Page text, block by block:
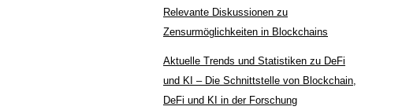
Relevante Diskussionen zu
Zensurmöglichkeiten in Blockchains
Aktuelle Trends und Statistiken zu DeFi
und KI – Die Schnittstelle von Blockchain,
DeFi und KI in der Forschung